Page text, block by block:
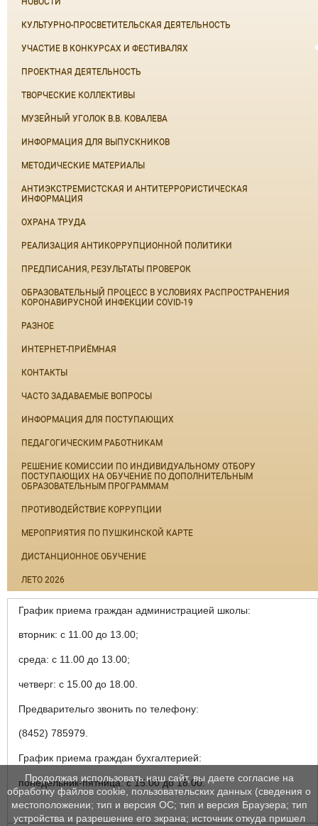
КУЛЬТУРНО-ПРОСВЕТИТЕЛЬСКАЯ ДЕЯТЕЛЬНОСТЬ
УЧАСТИЕ В КОНКУРСАХ И ФЕСТИВАЛЯХ
ПРОЕКТНАЯ ДЕЯТЕЛЬНОСТЬ
ТВОРЧЕСКИЕ КОЛЛЕКТИВЫ
МУЗЕЙНЫЙ УГОЛОК В.В. КОВАЛЕВА
ИНФОРМАЦИЯ ДЛЯ ВЫПУСКНИКОВ
МЕТОДИЧЕСКИЕ МАТЕРИАЛЫ
АНТИЭКСТРЕМИСТСКАЯ И АНТИТЕРРОРИСТИЧЕСКАЯ
ИНФОРМАЦИЯ
ОХРАНА ТРУДА
РЕАЛИЗАЦИЯ АНТИКОРРУПЦИОННОЙ ПОЛИТИКИ
ПРЕДПИСАНИЯ, РЕЗУЛЬТАТЫ ПРОВЕРОК
ОБРАЗОВАТЕЛЬНЫЙ ПРОЦЕСС В УСЛОВИЯХ РАСПРОСТРАНЕНИЯ
КОРОНАВИРУСНОЙ ИНФЕКЦИИ COVID-19
РАЗНОЕ
ИНТЕРНЕТ-ПРИЁМНАЯ
КОНТАКТЫ
ЧАСТО ЗАДАВАЕМЫЕ ВОПРОСЫ
ИНФОРМАЦИЯ ДЛЯ ПОСТУПАЮЩИХ
ПЕДАГОГИЧЕСКИМ РАБОТНИКАМ
РЕШЕНИЕ КОМИССИИ ПО ИНДИВИДУАЛЬНОМУ ОТБОРУ
ПОСТУПАЮЩИХ НА ОБУЧЕНИЕ ПО ДОПОЛНИТЕЛЬНЫМ
ОБРАЗОВАТЕЛЬНЫМ ПРОГРАММАМ
ПРОТИВОДЕЙСТВИЕ КОРРУПЦИИ
МЕРОПРИЯТИЯ ПО ПУШКИНСКОЙ КАРТЕ
ДИСТАНЦИОННОЕ ОБУЧЕНИЕ
ЛЕТО 2026
График приема граждан администрацией школы:
вторник: с 11.00 до 13.00;
среда: с 11.00 до 13.00;
четверг: с 15.00 до 18.00.
Предварительго звонить по телефону:
(8452) 785979.
График приема граждан бухгалтерией:
понедельник-пятница: с 15.00 до 18.00.
Продолжая использовать наш сайт, вы даете согласие на
обработку файлов cookie, пользовательских данных (сведения о
местоположении; тип и версия ОС; тип и версия Браузера; тип
устройства и разрешение его экрана; источник откуда пришел